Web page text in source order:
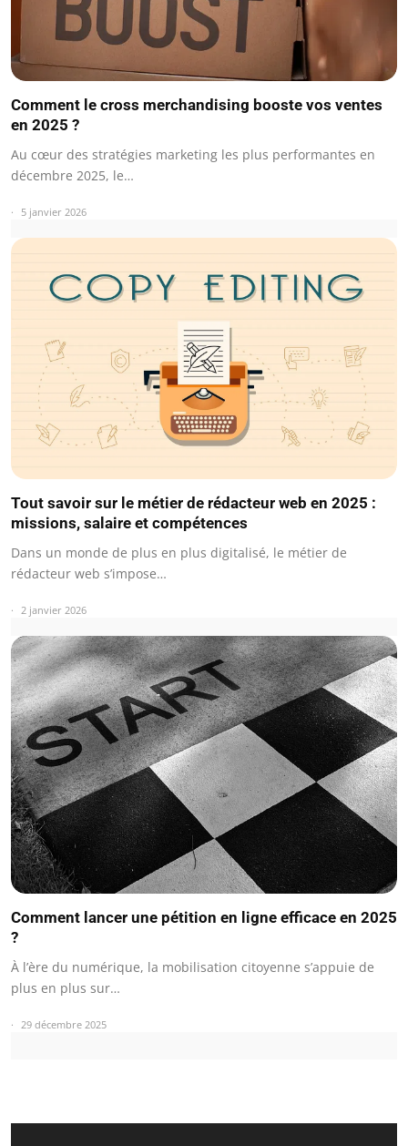
Comment le cross merchandising booste vos ventes
en 2025 ?
Au cœur des stratégies marketing les plus performantes en
décembre 2025, le…
5 janvier 2026
Tout savoir sur le métier de rédacteur web en 2025 :
missions, salaire et compétences
Dans un monde de plus en plus digitalisé, le métier de
rédacteur web s’impose…
2 janvier 2026
Comment lancer une pétition en ligne efficace en 2025
?
À l’ère du numérique, la mobilisation citoyenne s’appuie de
plus en plus sur…
29 décembre 2025